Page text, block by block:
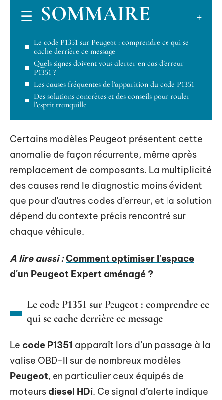
SOMMAIRE
Le code P1351 sur Peugeot : comprendre ce qui se
cache derrière ce message
Quels signes doivent vous alerter en cas d’erreur
P1351 ?
Les causes fréquentes de l’apparition du code P1351
Des solutions concrètes et des conseils pour rouler
l’esprit tranquille
Certains modèles Peugeot présentent cette
anomalie de façon récurrente, même après
remplacement de composants. La multiplicité
des causes rend le diagnostic moins évident
que pour d’autres codes d’erreur, et la solution
dépend du contexte précis rencontré sur
chaque véhicule.
A lire aussi :Comment optimiser l'espace
d'un Peugeot Expert aménagé ?
Le code P1351 sur Peugeot : comprendre ce
qui se cache derrière ce message
Le code P1351 apparaît lors d’un passage à la
valise OBD-II sur de nombreux modèles
Peugeot, en particulier ceux équipés de
moteurs diesel HDi. Ce signal d’alerte indique